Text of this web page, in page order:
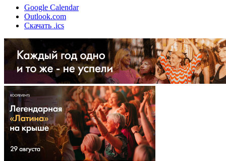
Google Calendar
Outlook.com
Скачать .ics